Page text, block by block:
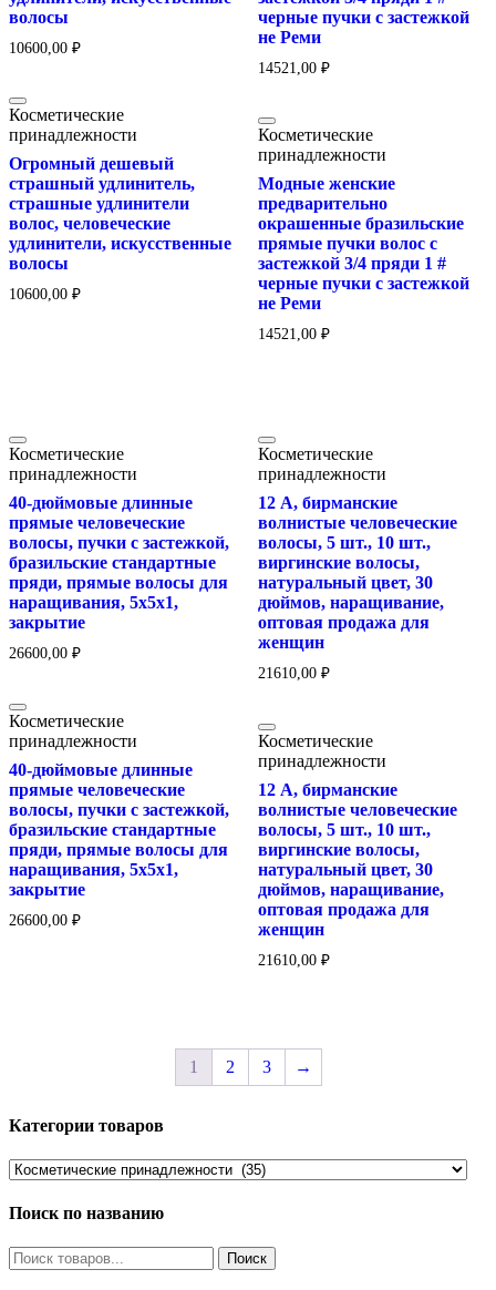
волосы
10600,00 ₽
Косметические
принадлежности
Огромный дешевый
страшный удлинитель,
страшные удлинители
волос, человеческие
удлинители, искусственные
волосы
10600,00 ₽
черные пучки с застежкой
не Реми
14521,00 ₽
Косметические
принадлежности
Модные женские
предварительно
окрашенные бразильские
прямые пучки волос с
застежкой 3/4 пряди 1 #
черные пучки с застежкой
не Реми
14521,00 ₽
Косметические
принадлежности
40-дюймовые длинные
прямые человеческие
волосы, пучки с застежкой,
бразильские стандартные
пряди, прямые волосы для
наращивания, 5x5x1,
закрытие
26600,00 ₽
Косметические
принадлежности
40-дюймовые длинные
прямые человеческие
волосы, пучки с застежкой,
бразильские стандартные
пряди, прямые волосы для
наращивания, 5x5x1,
закрытие
26600,00 ₽
Косметические
принадлежности
12 А, бирманские
волнистые человеческие
волосы, 5 шт., 10 шт.,
виргинские волосы,
натуральный цвет, 30
дюймов, наращивание,
оптовая продажа для
женщин
21610,00 ₽
Косметические
принадлежности
12 А, бирманские
волнистые человеческие
волосы, 5 шт., 10 шт.,
виргинские волосы,
натуральный цвет, 30
дюймов, наращивание,
оптовая продажа для
женщин
21610,00 ₽
1 2 3 →
Категории товаров
Поиск по названию
Найти: